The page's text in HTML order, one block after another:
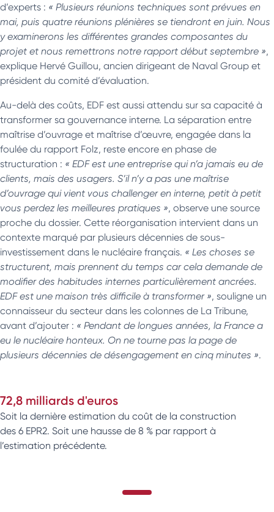
d’experts : « Plusieurs réunions techniques sont prévues en
mai, puis quatre réunions plénières se tiendront en juin. Nous
y examinerons les différentes grandes composantes du
projet et nous remettrons notre rapport début septembre »,
explique Hervé Guillou, ancien dirigeant de Naval Group et
président du comité d’évaluation.
Au-delà des coûts, EDF est aussi attendu sur sa capacité à
transformer sa gouvernance interne. La séparation entre
maîtrise d’ouvrage et maîtrise d’œuvre, engagée dans la
foulée du rapport Folz, reste encore en phase de
structuration : « EDF est une entreprise qui n’a jamais eu de
clients, mais des usagers. S’il n’y a pas une maîtrise
d’ouvrage qui vient vous challenger en interne, petit à petit
vous perdez les meilleures pratiques », observe une source
proche du dossier. Cette réorganisation intervient dans un
contexte marqué par plusieurs décennies de sous-
investissement dans le nucléaire français. « Les choses se
structurent, mais prennent du temps car cela demande de
modifier des habitudes internes particulièrement ancrées.
EDF est une maison très difficile à transformer », souligne un
connaisseur du secteur dans les colonnes de La Tribune,
avant d’ajouter : « Pendant de longues années, la France a
eu le nucléaire honteux. On ne tourne pas la page de
plusieurs décennies de désengagement en cinq minutes ».
72,8 milliards d'euros
Soit la dernière estimation du coût de la construction
des 6 EPR2. Soit une hausse de 8 % par rapport à
l’estimation précédente.